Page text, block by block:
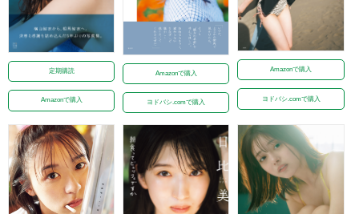
定期購読
Amazonで購入
Amazonで購入
ヨドバシ.comで購入
Amazonで購入
ヨドバシ.comで購入